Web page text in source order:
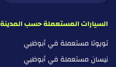
السيارات المستعملة حسب المدينة
تويوتا مستعملة في أبوظبي
نيسان مستعملة في أبوظبي